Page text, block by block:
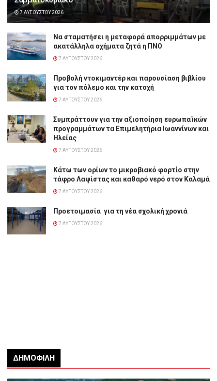
7 ΑΥΓΟΎΣΤΟΥ 2026
Να σταματήσει η μεταφορά απορριμμάτων με
ακατάλληλα οχήματα ζητά η ΠΝΟ
7 ΑΥΓΟΎΣΤΟΥ 2026
Προβολή ντοκιμαντέρ και παρουσίαση βιβλίου
για τον πόλεμο και την κατοχή
7 ΑΥΓΟΎΣΤΟΥ 2026
Συμπράττουν για την αξιοποίηση ευρωπαϊκών
προγραμμάτων τα Επιμελητήρια Ιωαννίνων και
Ηλείας
7 ΑΥΓΟΎΣΤΟΥ 2026
Κάτω των ορίων το μικροβιακό φορτίο στην
τάφρο Λαψίστας και καθαρό νερό στον Καλαμά
7 ΑΥΓΟΎΣΤΟΥ 2026
Προετοιμασία για τη νέα σχολική χρονιά
7 ΑΥΓΟΎΣΤΟΥ 2026
ΔΗΜΟΦΙΛΉ